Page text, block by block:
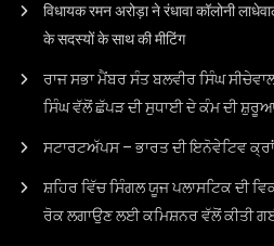
विधायक रमन अरोड़ा ने रंधावा कॉलोनी
के सदस्यों के साथ की मीटिंग
ਰਾਜ ਸਭਾ ਮੈਂਬਰ ਸੰਤ ਬਲਵੀਰ ਸਿੰਘ
ਸਿੰਘ ਵੱਲੋਂ ਛੱਪੜ ਦੀ ਸੁਧਾਈ ਦੇ ਕੰਮ ਦੀ
ਸਟਾਰਟਅੱਪਸ – ਭਾਰਤ ਦੀ ਇਨੋਵੇਟਿਵ
ਸ਼ਹਿਰ ਵਿੱਚ ਸਿੰਗਲ ਯੂਜ ਪਲਾਸਟਿਕ ਦੀ
ਰੋਕ ਲਗਾਉਣ ਲਈ ਕਮਿਸ਼ਨਰ ਵੱਲੋਂ ਕੀਤੀ